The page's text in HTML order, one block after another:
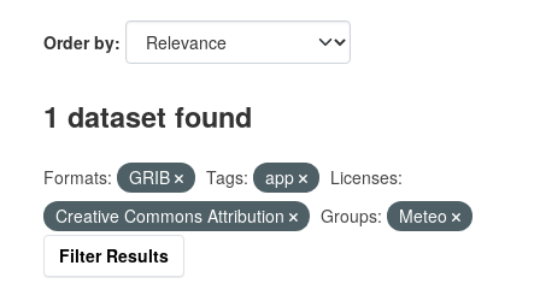
Order by
1 dataset found
Formats: GRIB Tags: app
Licenses:
Creative Commons Attribution
Groups:
Meteo
Filter Results